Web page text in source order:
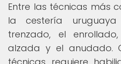
Entre las técnicas más
la cestería
trenzado, el
alzada y el anudado.